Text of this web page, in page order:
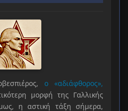
ο «αδιάφθορος»,
μορφή της Γαλλικής
η αστική τάξη σήμερα,